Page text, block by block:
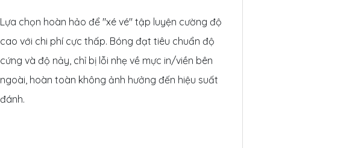
Lựa chọn hoàn hảo để "xé vé" tập luyện cường độ
cao với chi phí cực thấp. Bóng đạt tiêu chuẩn độ
cứng và độ nảy, chỉ bị lỗi nhẹ về mực in/viền bên
ngoài, hoàn toàn không ảnh hưởng đến hiệu suất
đánh.